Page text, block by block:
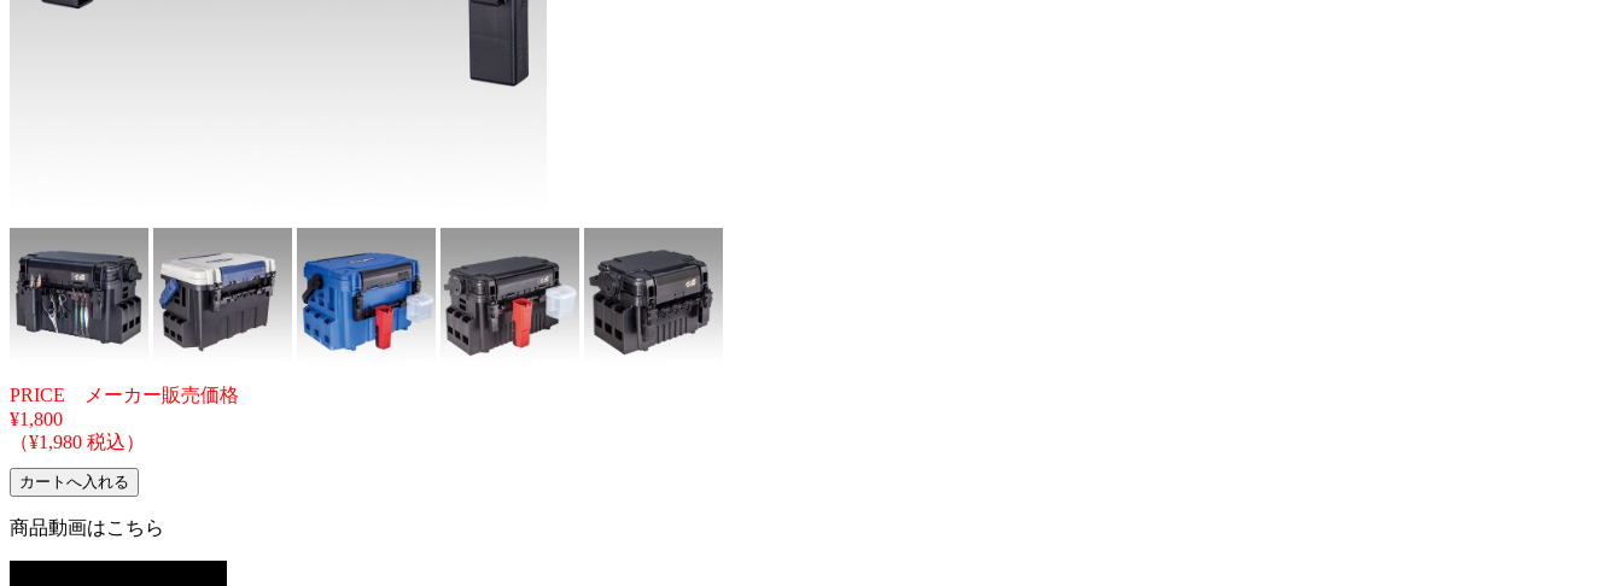
PRICE メーカー販売価格
¥1,800
（¥1,980 税込）
商品動画はこちら